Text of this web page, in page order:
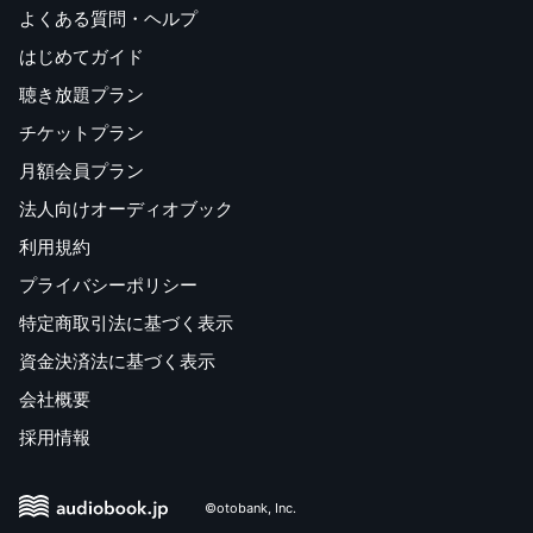
よくある質問・ヘルプ
はじめてガイド
聴き放題プラン
チケットプラン
月額会員プラン
法人向けオーディオブック
利用規約
プライバシーポリシー
特定商取引法に基づく表示
資金決済法に基づく表示
会社概要
採用情報
©otobank, Inc.